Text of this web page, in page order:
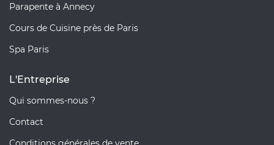
Parapente à Annecy
Cours de Cuisine près de Paris
Spa Paris
L'Entreprise
Qui sommes-nous ?
Contact